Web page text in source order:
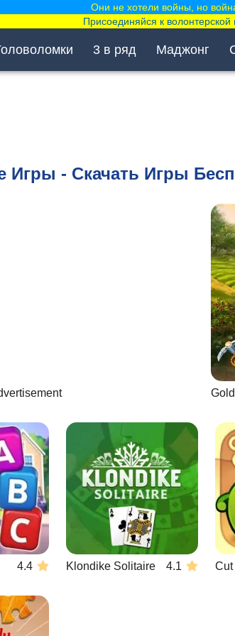
3 в ряд Маджонг
Игры - Скачать Игры
4.4 Klondike Solitaire 4.1
Они не хотели войны, но
Присоединяйся к